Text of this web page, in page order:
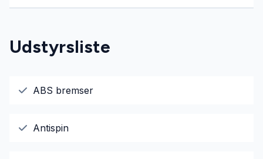
Udstyrsliste
ABS bremser
Antispin